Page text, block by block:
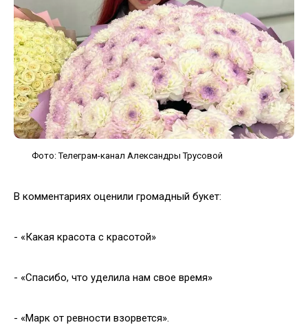
Фото: Телеграм-канал Александры Трусовой
В комментариях оценили громадный букет:
- «Какая красота с красотой»
- «Спасибо, что уделила нам свое время»
- «Марк от ревности взорвется».